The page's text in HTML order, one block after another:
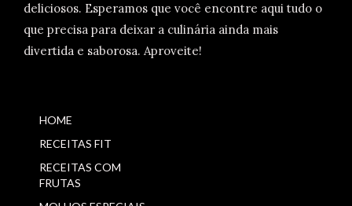
deliciosos. Esperamos que você encontre aqui tudo o
que precisa para deixar a culinária ainda mais
divertida e saborosa. Aproveite!
HOME
RECEITAS FIT
RECEITAS COM
FRUTAS